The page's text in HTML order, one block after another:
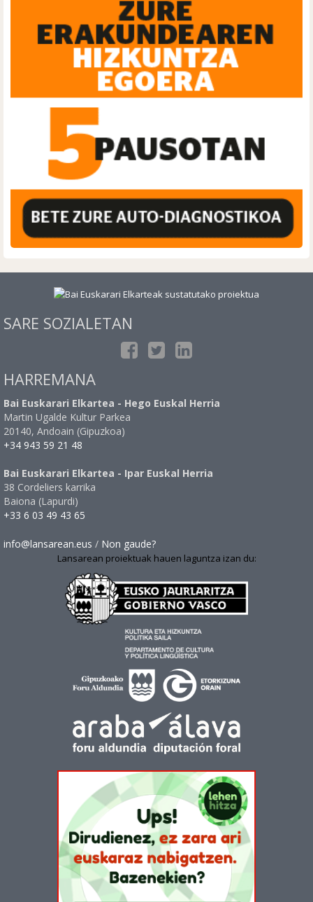
SARE SOZIALETAN
HARREMANA
Bai Euskarari Elkartea - Hego Euskal Herria
Martin Ugalde Kultur Parkea
20140, Andoain (Gipuzkoa)
+34 943 59 21 48
Bai Euskarari Elkartea - Ipar Euskal Herria
38 Cordeliers karrika
Baiona (Lapurdi)
+33 6 03 49 43 65
info@lansarean.eus / Non gaude?
Lansarean proiektuak hauen laguntza izan du: